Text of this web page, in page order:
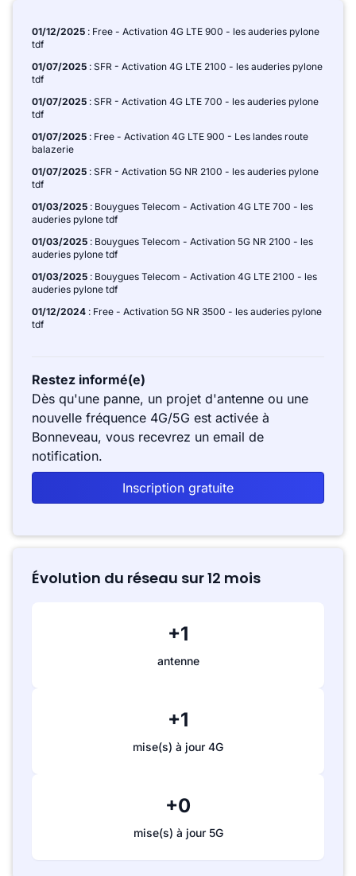
01/12/2025 : Free - Activation 4G LTE 900 - les auderies pylone
tdf
01/07/2025 : SFR - Activation 4G LTE 2100 - les auderies pylone
tdf
01/07/2025 : SFR - Activation 4G LTE 700 - les auderies pylone
tdf
01/07/2025 : Free - Activation 4G LTE 900 - Les landes route
balazerie
01/07/2025 : SFR - Activation 5G NR 2100 - les auderies pylone
tdf
01/03/2025 : Bouygues Telecom - Activation 4G LTE 700 - les
auderies pylone tdf
01/03/2025 : Bouygues Telecom - Activation 5G NR 2100 - les
auderies pylone tdf
01/03/2025 : Bouygues Telecom - Activation 4G LTE 2100 - les
auderies pylone tdf
01/12/2024 : Free - Activation 5G NR 3500 - les auderies pylone
tdf
Restez informé(e)
Dès qu'une panne, un projet d'antenne ou une
nouvelle fréquence 4G/5G est activée à
Bonneveau, vous recevrez un email de
notification.
Inscription gratuite
Évolution du réseau sur 12 mois
+1
antenne
+1
mise(s) à jour 4G
+0
mise(s) à jour 5G